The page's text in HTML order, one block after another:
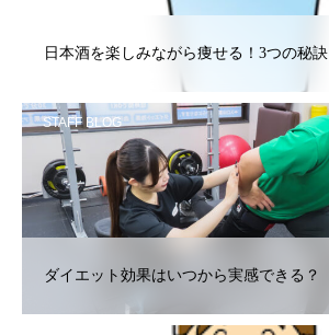
日本酒を楽しみながら痩せる！3つの秘訣
STAFF BLOG
ダイエット効果はいつから実感できる？